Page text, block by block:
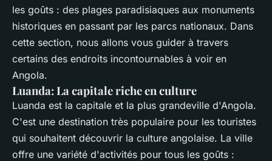
les goûts : des plages paradisiaques aux monuments
historiques en passant par les parcs nationaux. Dans
cette section, nous allons vous guider à travers
certains des endroits incontournables à voir en
Angola.
Luanda: La capitale riche en culture
Luanda est la capitale et la plus grandeville d'Angola.
C'est une destination très populaire pour les touristes
qui souhaitent découvrir la culture angolaise. La ville
offre une variété d'activités pour tous les goûts :